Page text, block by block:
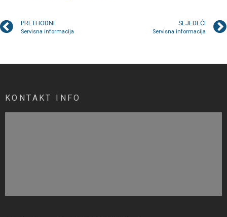
PRETHODNI
Servisna informacija
SLJEDEĆI
Servisna informacija
KONTAKT INFO